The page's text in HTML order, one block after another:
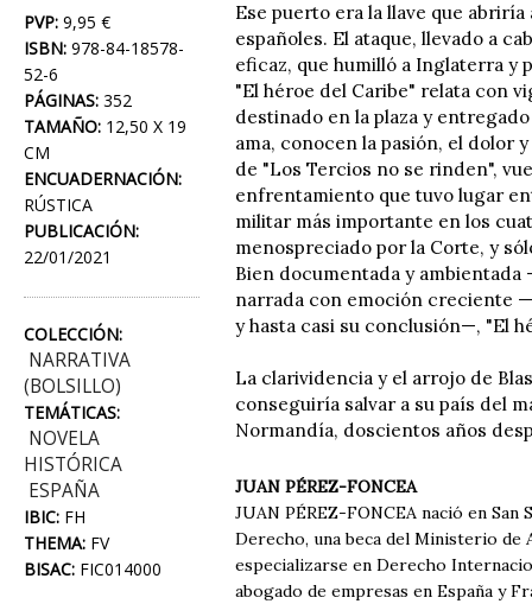
PVP: 9,95 €
ISBN: 978-84-18578-
52-6
PÁGINAS: 352
TAMAÑO: 12,50 X 19
CM
ENCUADERNACIÓN:
RÚSTICA
PUBLICACIÓN:
22/01/2021
COLECCIÓN:
NARRATIVA
(BOLSILLO)
TEMÁTICAS:
NOVELA
HISTÓRICA
ESPAÑA
IBIC: FH
THEMA: FV
BISAC: FIC014000
Ese puerto era la llave que
españoles. El ataque, llevado a
eficaz, que humilló a Inglaterra y
"El héroe del Caribe" relata con
destinado en la plaza y
ama, conocen la pasión, el dolor
de "Los Tercios no se rinden",
enfrentamiento que tuvo lugar
militar más importante en los
menospreciado por la Corte, y
Bien documentada y
narrada con emoción creciente
y hasta casi su conclusión—, "El
La clarividencia y el arrojo de
conseguiría salvar a su país del
Normandía, doscientos años
JUAN PÉREZ-FONCEA
JUAN PÉREZ-FONCEA nació en San
Derecho, una beca del Ministerio
especializarse en Derecho
abogado de empresas en España y